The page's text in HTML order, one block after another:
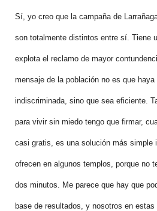
Sí, yo creo que la campaña de
son totalmente distintos entre sí. Tiene
explota el reclamo de mayor
mensaje de la población no es que haya
indiscriminada, sino que sea eficiente.
para vivir sin miedo tengo que firmar,
casi gratis, es una solución más simple
ofrecen en algunos templos, porque no
dos minutos. Me parece que hay que
base de resultados, y nosotros en